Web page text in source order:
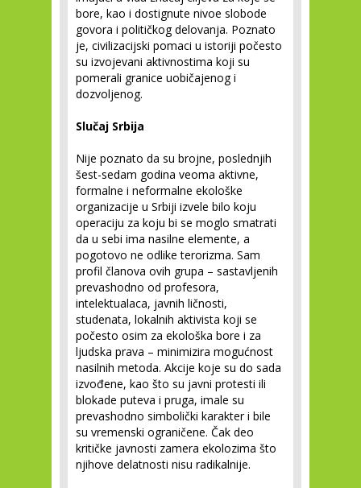
bore, kao i dostignute nivoe slobode
govora i političkog delovanja. Poznato
je, civilizacijski pomaci u istoriji počesto
su izvojevani aktivnostima koji su
pomerali granice uobičajenog i
dozvoljenog.
Slučaj Srbija
Nije poznato da su brojne, poslednjih
šest-sedam godina veoma aktivne,
formalne i neformalne ekološke
organizacije u Srbiji izvele bilo koju
operaciju za koju bi se moglo smatrati
da u sebi ima nasilne elemente, a
pogotovo ne odlike terorizma. Sam
profil članova ovih grupa – sastavljenih
prevashodno od profesora,
intelektualaca, javnih ličnosti,
studenata, lokalnih aktivista koji se
počesto osim za ekološka bore i za
ljudska prava – minimizira mogućnost
nasilnih metoda. Akcije koje su do sada
izvođene, kao što su javni protesti ili
blokade puteva i pruga, imale su
prevashodno simbolički karakter i bile
su vremenski ograničene. Čak deo
kritičke javnosti zamera ekolozima što
njihove delatnosti nisu radikalnije.